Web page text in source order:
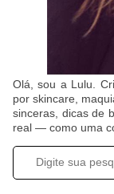
Olá, sou a Lulu.
por skincare,
sinceras, dicas de
real — como uma